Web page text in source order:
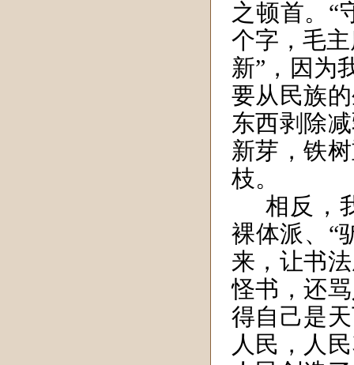
之顿首。“
个字，毛
新”，因为
要从民族
东西剥除
新芽，铁
枝。
相反，
裸体派、“
来，让书
怪书，还
得自己是
人民，人